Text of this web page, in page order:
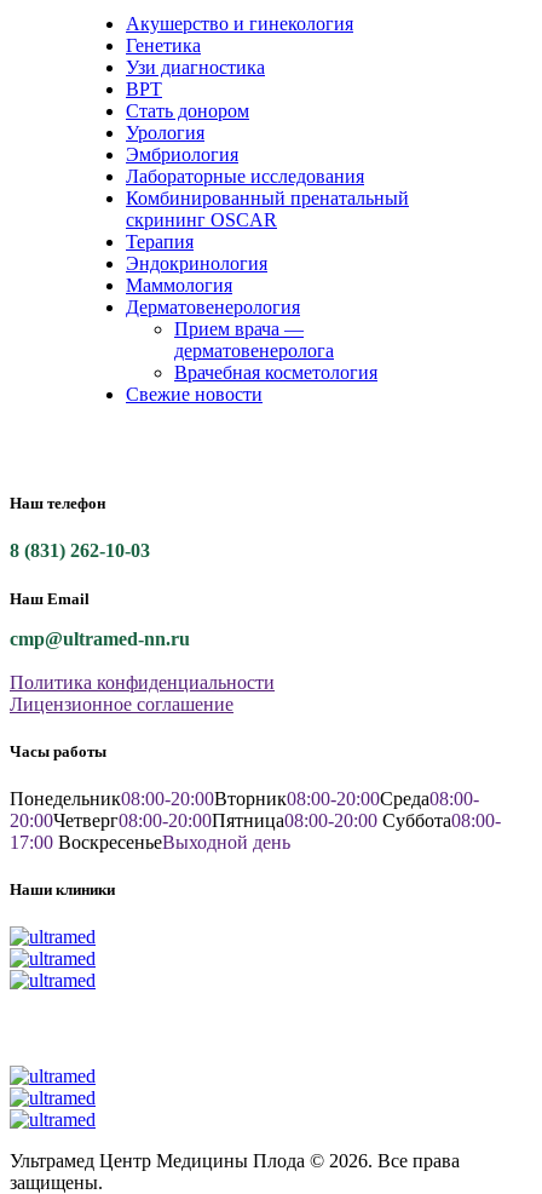
Акушерство и гинекология
Генетика
Узи диагностика
ВРТ
Стать донором
Урология
Эмбриология
Лабораторные исследования
Комбинированный пренатальный
скрининг OSCAR
Терапия
Эндокринология
Маммология
Дерматовенерология
Прием врача —
дерматовенеролога
Врачебная косметология
Свежие новости
Наш телефон
8 (831) 262-10-03
Наш Email
cmp@ultramed-nn.ru
Политика конфиденциальности
Лицензионное соглашение
Часы работы
Понедельник08:00-20:00Вторник08:00-20:00Среда08:00-
20:00Четверг08:00-20:00Пятница08:00-20:00 Суббота08:00-
17:00 ВоскресеньеВыходной день
Наши клиники
Ультрамед Центр Медицины Плода © 2026. Все права
защищены.